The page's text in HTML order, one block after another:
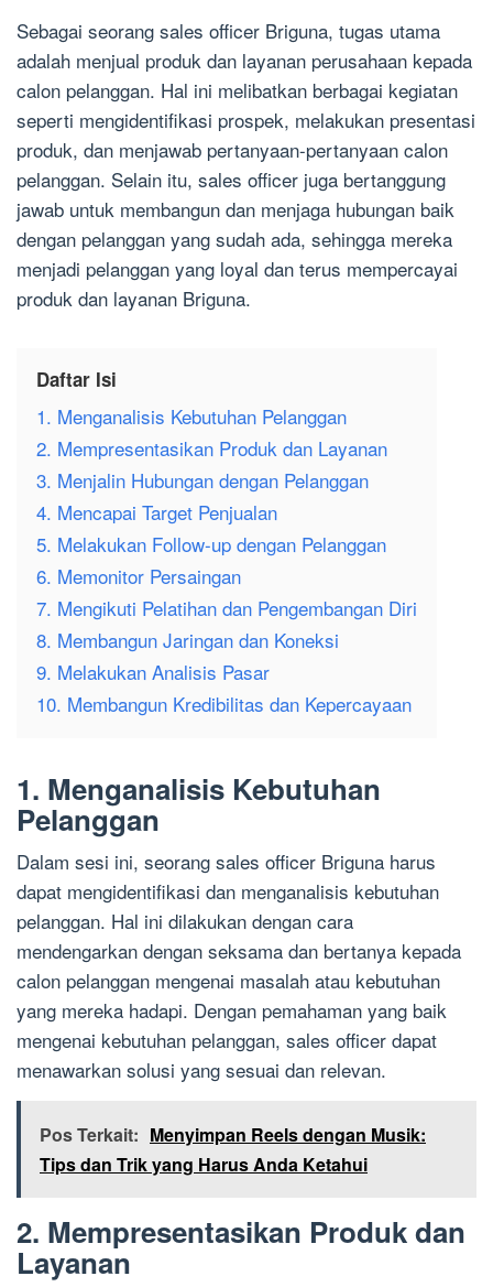
Sebagai seorang sales officer Briguna, tugas utama
adalah menjual produk dan layanan perusahaan kepada
calon pelanggan. Hal ini melibatkan berbagai kegiatan
seperti mengidentifikasi prospek, melakukan presentasi
produk, dan menjawab pertanyaan-pertanyaan calon
pelanggan. Selain itu, sales officer juga bertanggung
jawab untuk membangun dan menjaga hubungan baik
dengan pelanggan yang sudah ada, sehingga mereka
menjadi pelanggan yang loyal dan terus mempercayai
produk dan layanan Briguna.
Daftar Isi
1. Menganalisis Kebutuhan Pelanggan
2. Mempresentasikan Produk dan Layanan
3. Menjalin Hubungan dengan Pelanggan
4. Mencapai Target Penjualan
5. Melakukan Follow-up dengan Pelanggan
6. Memonitor Persaingan
7. Mengikuti Pelatihan dan Pengembangan Diri
8. Membangun Jaringan dan Koneksi
9. Melakukan Analisis Pasar
10. Membangun Kredibilitas dan Kepercayaan
1. Menganalisis Kebutuhan
Pelanggan
Dalam sesi ini, seorang sales officer Briguna harus
dapat mengidentifikasi dan menganalisis kebutuhan
pelanggan. Hal ini dilakukan dengan cara
mendengarkan dengan seksama dan bertanya kepada
calon pelanggan mengenai masalah atau kebutuhan
yang mereka hadapi. Dengan pemahaman yang baik
mengenai kebutuhan pelanggan, sales officer dapat
menawarkan solusi yang sesuai dan relevan.
Pos Terkait: Menyimpan Reels dengan Musik:
Tips dan Trik yang Harus Anda Ketahui
2. Mempresentasikan Produk dan
Layanan